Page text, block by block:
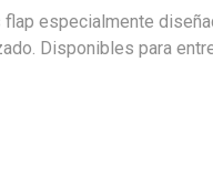
flap especialmente
Disponibles para